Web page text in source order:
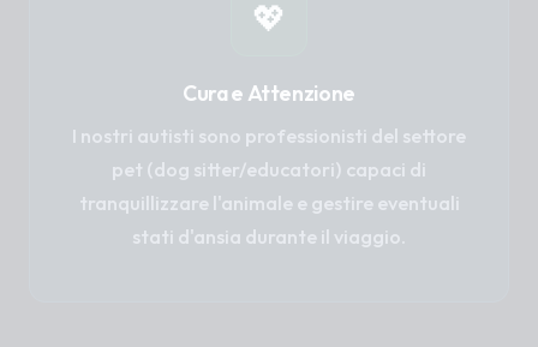
💖
Cura e Attenzione
I nostri autisti sono professionisti del settore
pet (dog sitter/educatori) capaci di
tranquillizzare l'animale e gestire eventuali
stati d'ansia durante il viaggio.